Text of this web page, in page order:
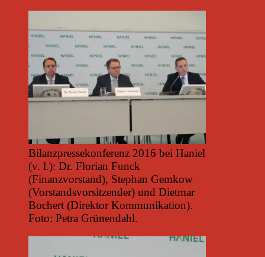
Bilanzpressekonferenz 2016 bei Haniel
(v. l.): Dr. Florian Funck
(Finanzvorstand), Stephan Gemkow
(Vorstandsvorsitzender) und Dietmar
Bochert (Direktor Kommunikation).
Foto: Petra Grünendahl.